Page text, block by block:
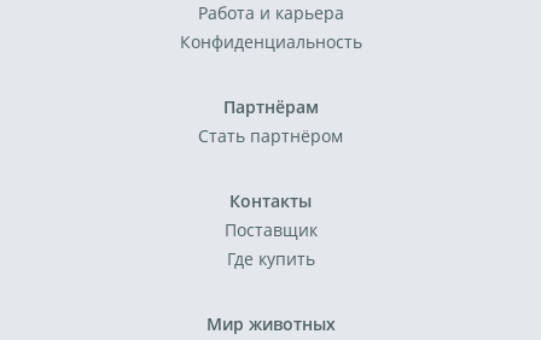
Работа и карьера
Конфиденциальность
Партнёрам
Стать партнёром
Контакты
Поставщик
Где купить
Мир животных